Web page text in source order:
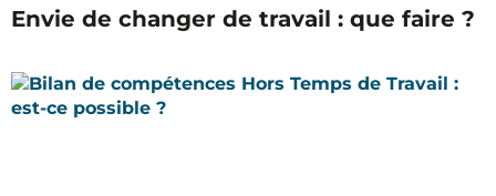
Envie de changer de travail : que faire ?